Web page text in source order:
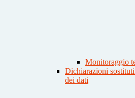
Monitoraggio
Dichiarazioni
dei dati